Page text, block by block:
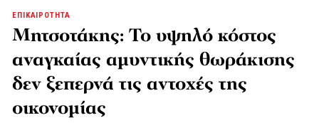
ΕΠΙΚΑΙΡΟΤΗΤΑ
Μητσοτάκης: Το υψηλό κόστος
αναγκαίας αμυντικής θωράκισης
δεν ξεπερνά τις αντοχές της
οικονομίας